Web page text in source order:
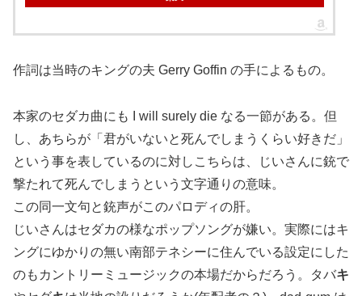
作詞は当時のキングの夫 Gerry Goffin の手によるもの。
本家のセダカ曲にも I will surely die なる一節がある。但
し、あちらが「君がいないと死んでしまうくらい好きだ」
という事を表しているのに対しこちらは、じいさんに銃で
撃たれて死んでしまうという文字通りの意味。
この同一文句と銃声がこのパロディの肝。
じいさんはセダカの様なポップソングが嫌い。実際にはキ
ングにゆかりの無い南部テネシーに住んでいる設定にした
のもカントリーミュージックの本場だからだろう。タバキ